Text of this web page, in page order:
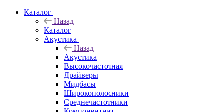
Каталог
Назад
Каталог
Акустика
Назад
Акустика
Высокочастотная
Драйверы
Мидбасы
Широкополосники
Среднечастотники